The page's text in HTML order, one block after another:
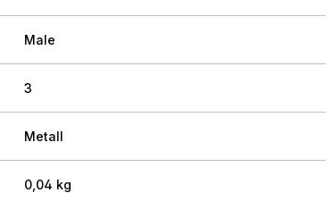
Male
3
Metall
0,04 kg